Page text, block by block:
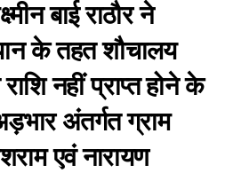
बाई राठौर ने
के तहत शौचालय
नहीं प्राप्त होने के
अंतर्गत ग्राम
एवं नारायण